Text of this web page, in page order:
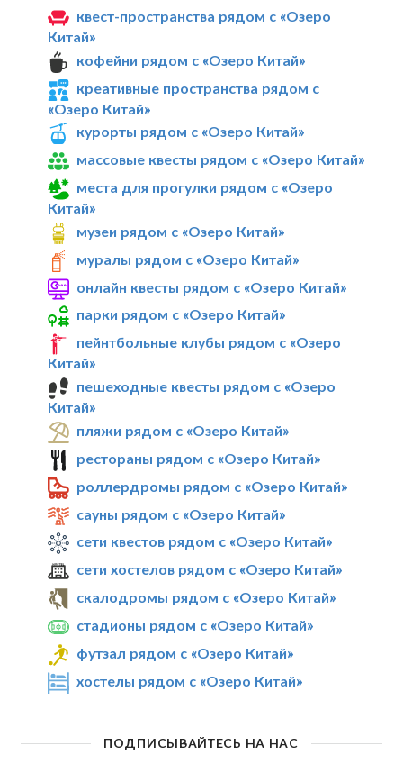
квест-пространства рядом с «Озеро
Китай»
кофейни рядом с «Озеро Китай»
креативные пространства рядом с
«Озеро Китай»
курорты рядом с «Озеро Китай»
массовые квесты рядом с «Озеро Китай»
места для прогулки рядом с «Озеро
Китай»
музеи рядом с «Озеро Китай»
муралы рядом с «Озеро Китай»
онлайн квесты рядом с «Озеро Китай»
парки рядом с «Озеро Китай»
пейнтбольные клубы рядом с «Озеро
Китай»
пешеходные квесты рядом с «Озеро
Китай»
пляжи рядом с «Озеро Китай»
рестораны рядом с «Озеро Китай»
роллердромы рядом с «Озеро Китай»
сауны рядом с «Озеро Китай»
сети квестов рядом с «Озеро Китай»
сети хостелов рядом с «Озеро Китай»
скалодромы рядом с «Озеро Китай»
стадионы рядом с «Озеро Китай»
футзал рядом с «Озеро Китай»
хостелы рядом с «Озеро Китай»
ПОДПИСЫВАЙТЕСЬ НА НАС